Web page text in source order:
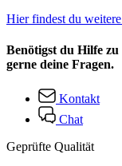
Hier findest du
Benötigst du Hilfe
gerne deine Fragen.
Kontakt
Chat
Geprüfte Qualität